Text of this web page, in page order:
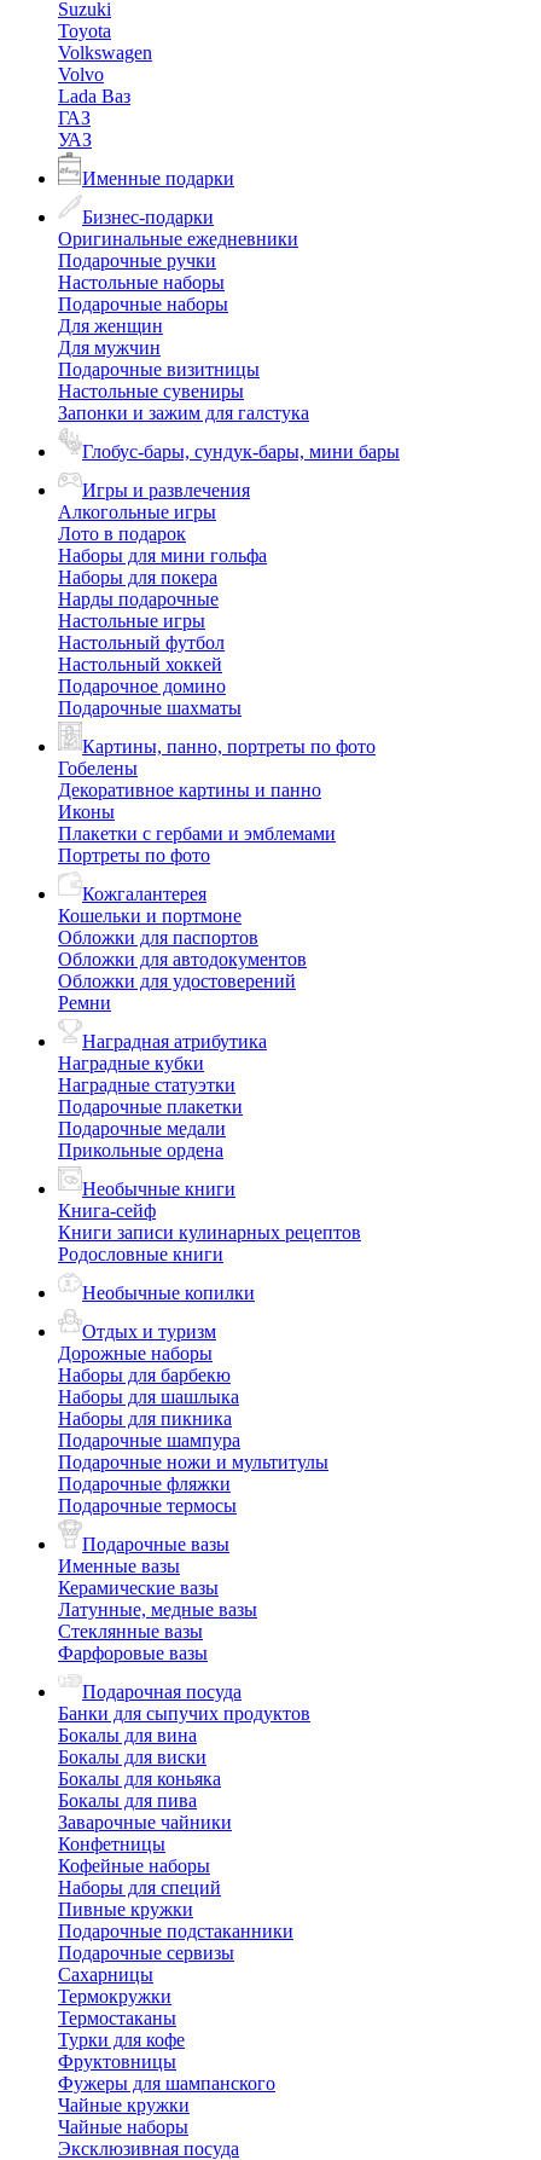
Suzuki
Toyota
Volkswagen
Volvo
Lada Ваз
ГАЗ
УАЗ
Именные подарки
Бизнес-подарки
Оригинальные ежедневники
Подарочные ручки
Настольные наборы
Подарочные наборы
Для женщин
Для мужчин
Подарочные визитницы
Настольные сувениры
Запонки и зажим для галстука
Глобус-бары, сундук-бары, мини бары
Игры и развлечения
Алкогольные игры
Лото в подарок
Наборы для мини гольфа
Наборы для покера
Нарды подарочные
Настольные игры
Настольный футбол
Настольный хоккей
Подарочное домино
Подарочные шахматы
Картины, панно, портреты по фото
Гобелены
Декоративное картины и панно
Иконы
Плакетки с гербами и эмблемами
Портреты по фото
Кожгалантерея
Кошельки и портмоне
Обложки для паспортов
Обложки для автодокументов
Обложки для удостоверений
Ремни
Наградная атрибутика
Наградные кубки
Наградные статуэтки
Подарочные плакетки
Подарочные медали
Прикольные ордена
Необычные книги
Книга-сейф
Книги записи кулинарных рецептов
Родословные книги
Необычные копилки
Отдых и туризм
Дорожные наборы
Наборы для барбекю
Наборы для шашлыка
Наборы для пикника
Подарочные шампура
Подарочные ножи и мультитулы
Подарочные фляжки
Подарочные термосы
Подарочные вазы
Именные вазы
Керамические вазы
Латунные, медные вазы
Стеклянные вазы
Фарфоровые вазы
Подарочная посуда
Банки для сыпучих продуктов
Бокалы для вина
Бокалы для виски
Бокалы для коньяка
Бокалы для пива
Заварочные чайники
Конфетницы
Кофейные наборы
Наборы для специй
Пивные кружки
Подарочные подстаканники
Подарочные сервизы
Сахарницы
Термокружки
Термостаканы
Турки для кофе
Фруктовницы
Фужеры для шампанского
Чайные кружки
Чайные наборы
Эксклюзивная посуда